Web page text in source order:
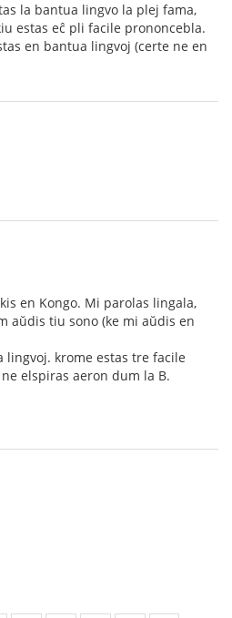
la bantua lingvo la plej fama,
estas eĉ pli facile prononcebla.
en bantua lingvoj (certe ne en
en Kongo. Mi parolas lingala,
aŭdis tiu sono (ke mi aŭdis en
lingvoj. krome estas tre facile
elspiras aeron dum la B.